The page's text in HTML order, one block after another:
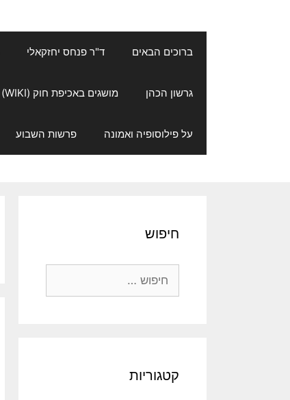
ברוכים הבאים ד"ר פנחס יחזקאלי
גרשון הכהן מושגים באכיפת חוק (WIKI)
על פילוסופיה ואמונה פרשות השבוע
חיפוש
קטגוריות